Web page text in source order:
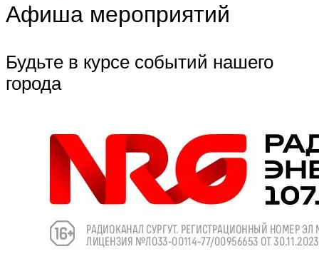
Афиша мероприятий
Будьте в курсе событий нашего
города